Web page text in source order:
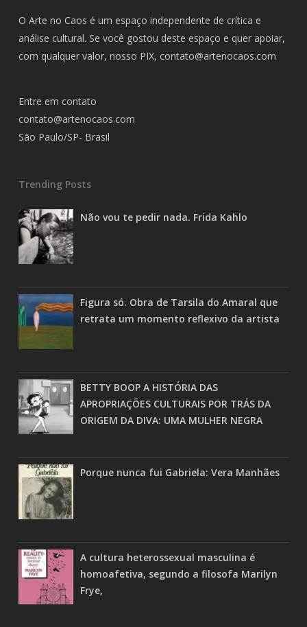
O Arte no Caos é um espaço independente de crítica e
análise cultural. Se você gostou deste espaço e quer apoiar,
com qualquer valor, nosso PIX, contato@artenocaos.com
Entre em contato
contato@artenocaos.com
São Paulo/SP- Brasil
Trending Posts
Não vou te pedir nada. Frida Kahlo
Figura só. Obra de Tarsila do Amaral que
retrata um momento reflexivo da artista
BETTY BOOP A HISTÓRIA DAS
APROPRIAÇÕES CULTURAIS POR TRÁS DA
ORIGEM DA DIVA: UMA MULHER NEGRA
Porque nunca fui Gabriela: Vera Manhães
A cultura heterossexual masculina é
homoafetiva, segundo a filosofa Marilyn
Frye,